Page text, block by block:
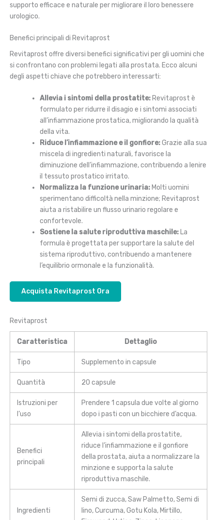
supporto efficace e naturale per migliorare il loro benessere
urologico.
Benefici principali di Revitaprost
Revitaprost offre diversi benefici significativi per gli uomini che
si confrontano con problemi legati alla prostata. Ecco alcuni
degli aspetti chiave che potrebbero interessarti:
Allevia i sintomi della prostatite: Revitaprost è
formulato per ridurre il disagio e i sintomi associati
all’infiammazione prostatica, migliorando la qualità
della vita.
Riduce l’infiammazione e il gonfiore:Grazie alla sua
miscela di ingredienti naturali, favorisce la
diminuzione dell’infiammazione, contribuendo a lenire
il tessuto prostatico irritato.
Normalizza la funzione urinaria: Molti uomini
sperimentano difficoltà nella minzione; Revitaprost
aiuta a ristabilire un flusso urinario regolare e
confortevole.
Sostiene la salute riproduttiva maschile: La
formula è progettata per supportare la salute del
sistema riproduttivo, contribuendo a mantenere
l’equilibrio ormonale e la funzionalità.
Acquista Revitaprost Ora
Revitaprost
Caratteristica Dettaglio
Tipo Supplemento in capsule
Quantità 20 capsule
Istruzioni per
l’uso
Prendere 1 capsula due volte al giorno
dopo i pasti con un bicchiere d’acqua.
Benefici
principali
Allevia i sintomi della prostatite,
riduce l’infiammazione e il gonfiore
della prostata, aiuta a normalizzare la
minzione e supporta la salute
riproduttiva maschile.
Ingredienti
Semi di zucca, Saw Palmetto, Semi di
lino, Curcuma, Gotu Kola, Mirtillo,